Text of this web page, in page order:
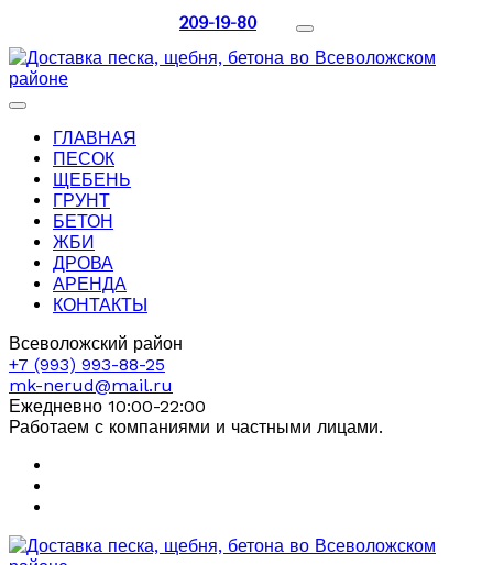
209-19-80
ГЛАВНАЯ
ПЕСОК
ЩЕБЕНЬ
ГРУНТ
БЕТОН
ЖБИ
ДРОВА
АРЕНДА
КОНТАКТЫ
Всеволожский район
+7 (993) 993-88-25
mk-nerud@mail.ru
Ежедневно 10:00-22:00
Работаем с компаниями и частными лицами.